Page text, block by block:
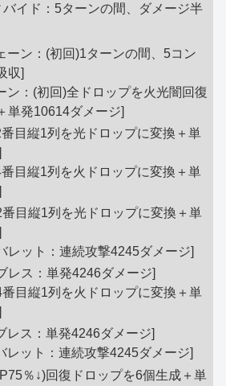
バイド：5ターンの間、ダメージ半
ーン：(初回)1ターンの間、5コン
収]
ン：(初回)全ドロップを火光闇回復
単発10614ダメージ]
目縦1列を光ドロップに変換＋単
]
目縦1列を火ドロップに変換＋単
目縦1列を光ドロップに変換＋単
]
レット：連続攻撃4245ダメージ]
レス：単発4246ダメージ]
目縦1列を火ドロップに変換＋単
レス：単発4246ダメージ]
レット：連続攻撃4245ダメージ]
％↓)回復ドロップを6個生成＋単